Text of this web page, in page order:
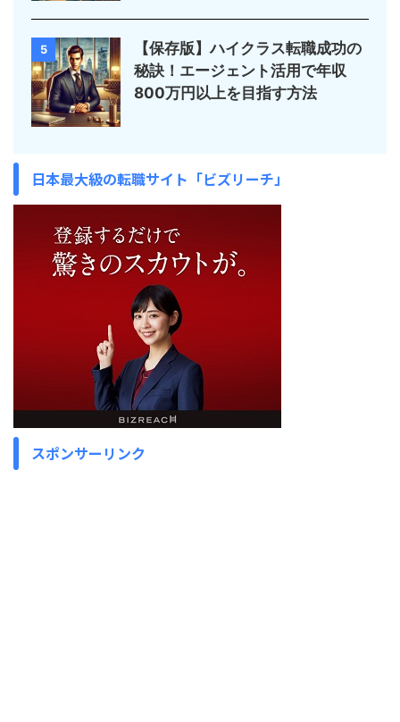
5
【保存版】ハイクラス転職成功の
秘訣！エージェント活用で年収
800万円以上を目指す方法
日本最大級の転職サイト「ビズリーチ」
スポンサーリンク